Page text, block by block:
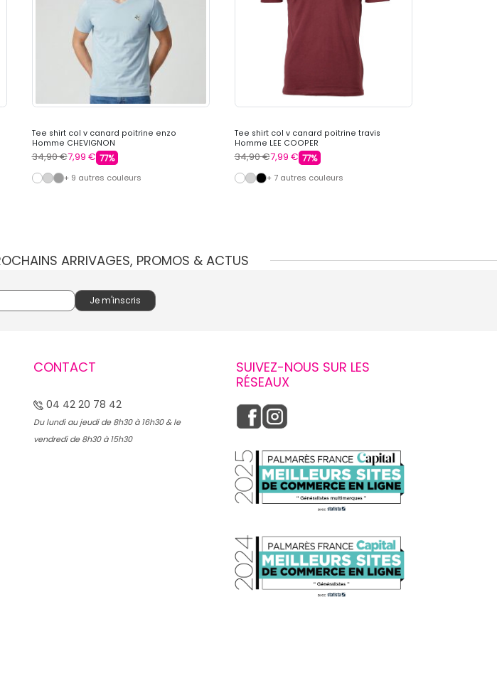
Tee shirt col v canard poitrine enzo
Homme CHEVIGNON
34,90 €7,99 € 77%
+ 9 autres couleurs
Tee shirt col v canard poitrine travis
Homme LEE COOPER
34,90 €7,99 € 77%
+ 7 autres couleurs
ARRIVAGES, PROMOS & ACTUS
CONTACT
04 42 20 78 42
Du lundi au jeudi de 8h30 à 16h30 & le
vendredi de 8h30 à 15h30
SUIVEZ-NOUS SUR LES
RÉSEAUX